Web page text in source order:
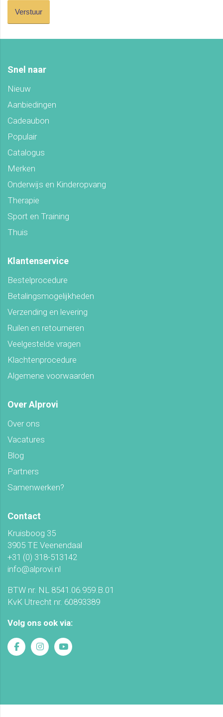
Snel naar
Nieuw
Aanbiedingen
Cadeaubon
Populair
Catalogus
Merken
Onderwijs en Kinderopvang
Therapie
Sport en Training
Thuis
Klantenservice
Bestelprocedure
Betalingsmogelijkheden
Verzending en levering
Ruilen en retourneren
Veelgestelde vragen
Klachtenprocedure
Algemene voorwaarden
Over Alprovi
Over ons
Vacatures
Blog
Partners
Samenwerken?
Contact
Kruisboog 35
3905 TE Veenendaal
+31 (0) 318-513142
info@alprovi.nl
BTW nr. NL 8541.06.959.B.01
KvK Utrecht nr. 60893389
Volg ons ook via: